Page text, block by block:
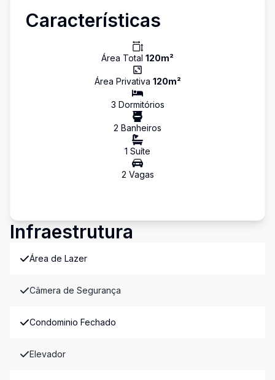
Características
Área Total 120m²
Área Privativa 120m²
3 Dormitórios
2 Banheiros
1 Suíte
2 Vagas
Infraestrutura
Área de Lazer
Câmera de Segurança
Condominio Fechado
Elevador